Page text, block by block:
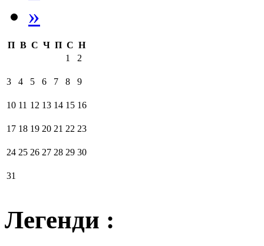
»
П В С Ч П С Н
1
2
3 4 5 6 7 8 9
10 11 12 13 14 15 16
17 18 19 20 21 22 23
24 25 26 27 28 29 30
31
Легенди :